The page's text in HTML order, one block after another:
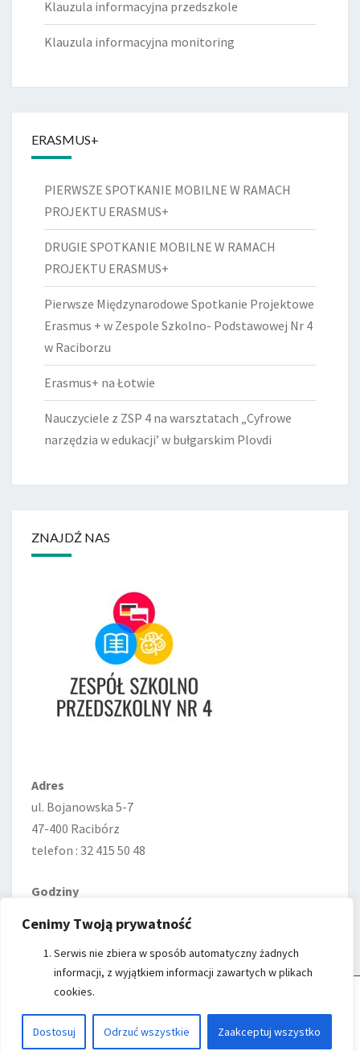
Cookie Control- Witryna ZSP nr 4 w Raciborzu wykorzystuje cookies do
Kliknij przyciskAkceptuj Cookies, aby zaakceptować Cookies.Czytaj więcej...
Cenimy Twoją prywatność
Serwis nie zbiera w sposób automatyczny żadnych
informacji, z wyjątkiem informacji zawartych w plikach
cookies.
Dostosuj Odrzuć wszystkie Zaakceptuj wszystko
Klauzula informacyjna przedszkole
Klauzula informacyjna monitoring
ERASMUS+
PIERWSZE SPOTKANIE MOBILNE W RAMACH
PROJEKTU ERASMUS+
DRUGIE SPOTKANIE MOBILNE W RAMACH
PROJEKTU ERASMUS+
Pierwsze Międzynarodowe Spotkanie Projektowe
Erasmus + w Zespole Szkolno- Podstawowej Nr 4
w Raciborzu
Erasmus+ na Łotwie
Nauczyciele z ZSP 4 na warsztatach „Cyfrowe
narzędzia w edukacji’ w bułgarskim Plovdi
ZNAJDŹ NAS
Adres
ul. Bojanowska 5-7
47-400 Racibórz
telefon : 32 415 50 48
Godziny
7:00–15:00
© 2026|Proudly Powered byWordPress |Theme:Nisarg